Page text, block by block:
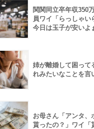
関関同立卒年収350
員ワイ「らっしゃい
今日は玉子が安いよ
姉が離婚して困って
れみたいなことを言
お母さん「アンタ、
貰ったの？」ワイ「